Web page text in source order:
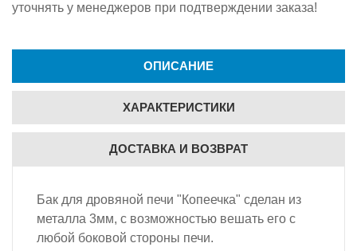
уточнять у менеджеров при подтверждении заказа!
ОПИСАНИЕ
ХАРАКТЕРИСТИКИ
ДОСТАВКА И ВОЗВРАТ
Бак для дровяной печи "Копеечка" сделан из
металла 3мм, с возможностью вешать его с
любой боковой стороны печи.